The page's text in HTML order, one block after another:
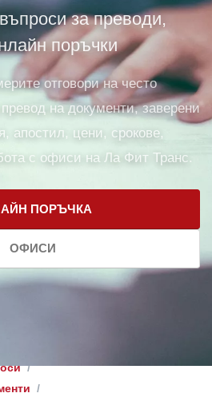
за преводи,
поръчки
отговори на често
на документи, заверени
апостил, цени, срокове,
с офиси на Ла Фит Транс.
ПОРЪЧКА
ОФИСИ